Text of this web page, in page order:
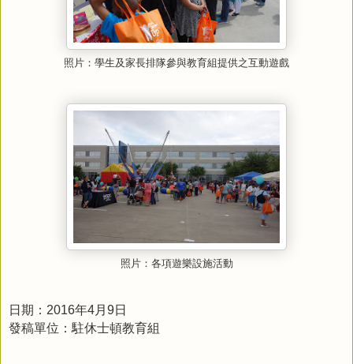
照片：學生及家長排隊參與教育組提供之互動遊戲
照片：各項遊樂設施活動
日期：2016年4月9日
發稿單位：駐休士頓教育組